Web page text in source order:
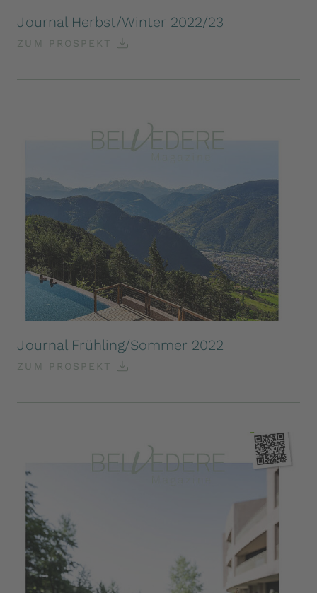
Journal Herbst/Winter 2022/23
ZUM PROSPEKT
Journal Frühling/Sommer 2022
ZUM PROSPEKT